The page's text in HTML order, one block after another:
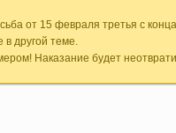
от 15 февраля третья с
другой теме.
Наказание будет